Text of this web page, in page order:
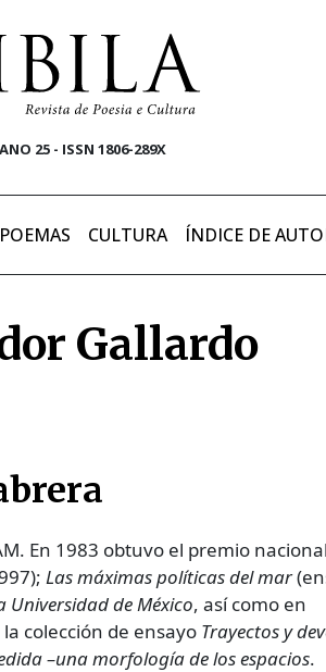
ANO 25 - ISSN 1806-289X
POEMAS CULTURA ÍNDICE DE
Gallardo
En 1983 obtuvo el premio
Las máximas políticas del mar
Universidad de México, así como en
colección de ensayo Trayectos y
–una morfología de los espacios.